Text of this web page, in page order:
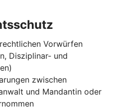
Vorwürfen
Disziplinar- und
zwischen
und Mandantin oder